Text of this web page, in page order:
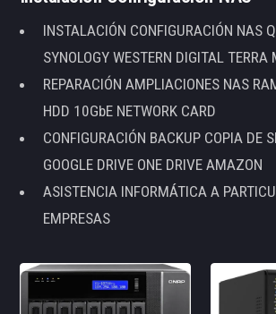
INSTALACIÓN CONFIGURACIÓN NAS
SYNOLOGY WESTERN DIGITAL TERRA
REPARACIÓN AMPLIACIONES NAS
HDD 10GbE NETWORK CARD
CONFIGURACIÓN BACKUP COPIA DE
GOOGLE DRIVE ONE DRIVE AMAZON
ASISTENCIA INFORMÁTICA A
EMPRESAS